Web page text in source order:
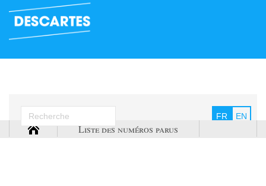
FR EN
Liste des numéros parus